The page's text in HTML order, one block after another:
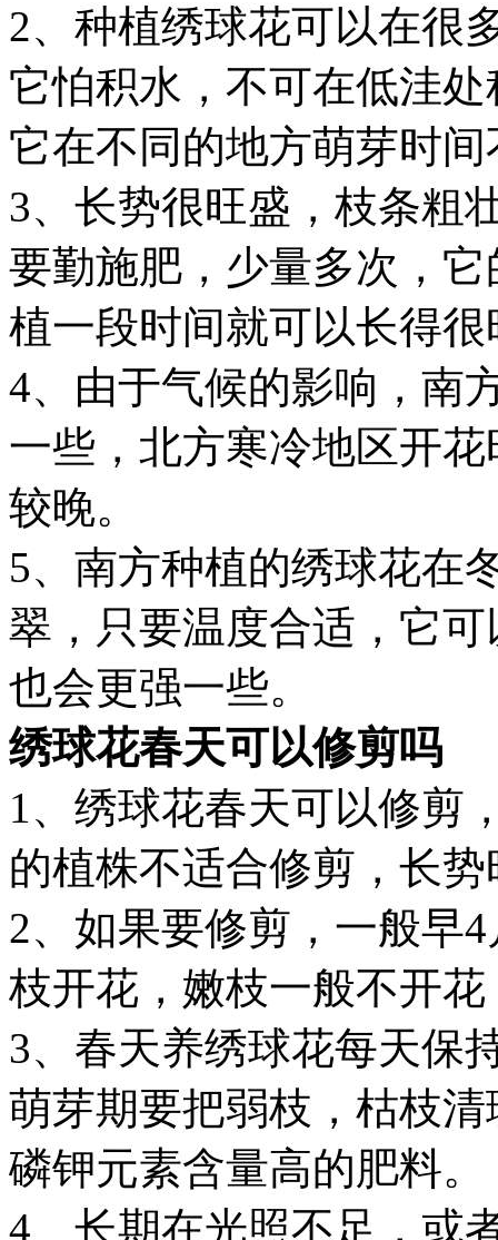
2、种植绣球花可以在很
它怕积水，不可在低洼
它在不同的地方萌芽时
3、长势很旺盛，枝条粗
要勤施肥，少量多次，
植一段时间就可以长得很
4、由于气候的影响，南
一些，北方寒冷地区开
较晚。
5、南方种植的绣球花在
翠，只要温度合适，它
也会更强一些。
绣球花春天可以修剪吗
1、绣球花春天可以修剪
的植株不适合修剪，长
2、如果要修剪，一般早
枝开花，嫩枝一般不开
3、春天养绣球花每天保
萌芽期要把弱枝，枯枝
磷钾元素含量高的肥料。
4、长期在光照不足，或